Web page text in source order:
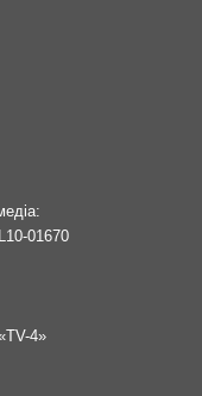
01670
4»